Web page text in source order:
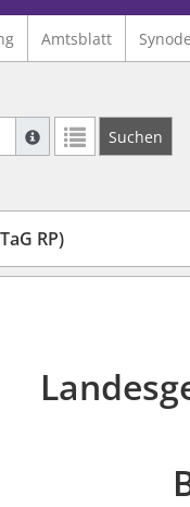
Amtsblatt Synode
Suche mit Platzhalter
Weitere
Suchen
RP)